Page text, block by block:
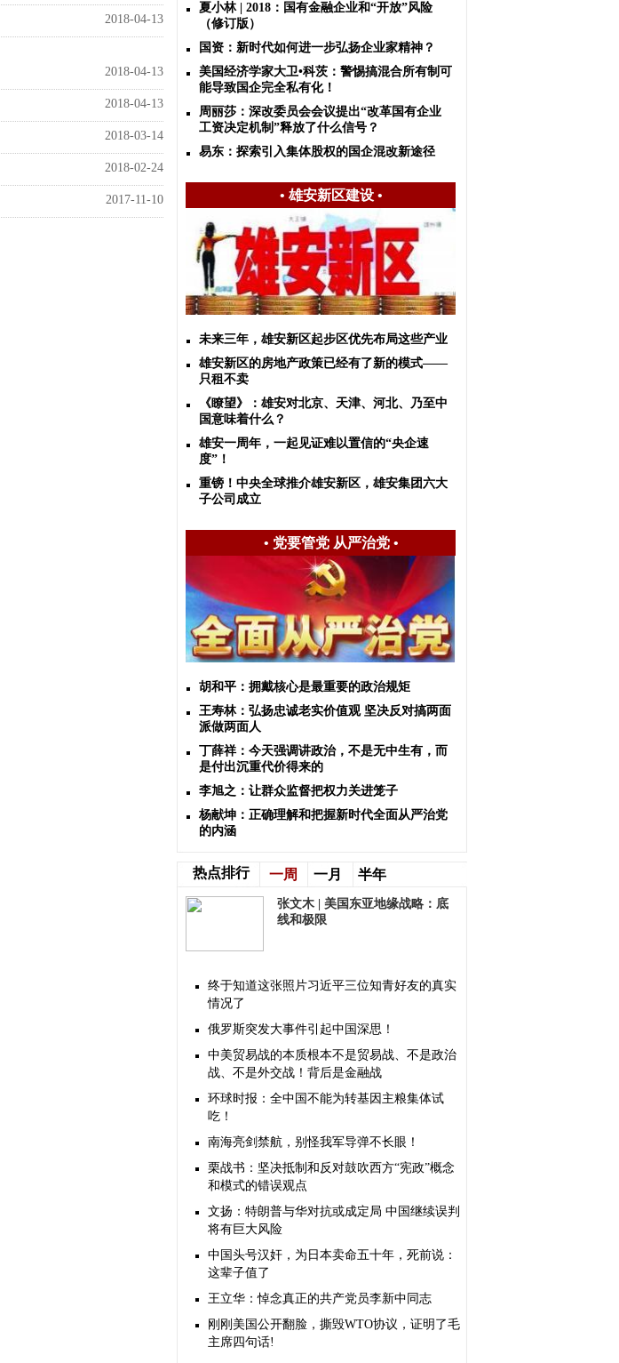
2018-04-13
2018-04-13
2018-04-13
2018-03-14
2018-02-24
2017-11-10
夏小林 | 2018：国有金融企业和“开放”风险
（修订版）
国资：新时代如何进一步弘扬企业家精神？
美国经济学家大卫•科茨：警惕搞混合所有制可
能导致国企完全私有化！
周丽莎：深改委员会会议提出“改革国有企业
工资决定机制”释放了什么信号？
易东：探索引入集体股权的国企混改新途径
• 雄安新区建设•
未来三年，雄安新区起步区优先布局这些产业
雄安新区的房地产政策已经有了新的模式——
只租不卖
《瞭望》：雄安对北京、天津、河北、乃至中
国意味着什么？
雄安一周年，一起见证难以置信的“央企速
度”！
重镑！中央全球推介雄安新区，雄安集团六大
子公司成立
• 党要管党 从严治党•
胡和平：拥戴核心是最重要的政治规矩
王寿林：弘扬忠诚老实价值观 坚决反对搞两面
派做两面人
丁薛祥：今天强调讲政治，不是无中生有，而
是付出沉重代价得来的
李旭之：让群众监督把权力关进笼子
杨献坤：正确理解和把握新时代全面从严治党
的内涵
热点排行 一周 一月 半年
张文木 | 美国东亚地缘战略：底
线和极限
终于知道这张照片习近平三位知青好友的真实
情况了
俄罗斯突发大事件引起中国深思！
中美贸易战的本质根本不是贸易战、不是政治
战、不是外交战！背后是金融战
环球时报：全中国不能为转基因主粮集体试
吃！
南海亮剑禁航，别怪我军导弹不长眼！
栗战书：坚决抵制和反对鼓吹西方“宪政”概念
和模式的错误观点
文扬：特朗普与华对抗或成定局 中国继续误判
将有巨大风险
中国头号汉奸，为日本卖命五十年，死前说：
这辈子值了
王立华：悼念真正的共产党员李新中同志
刚刚美国公开翻脸，撕毁WTO协议，证明了毛
主席四句话!